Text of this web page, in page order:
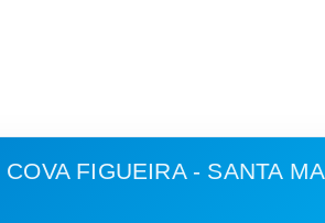
COVA FIGUEIRA - SANTA